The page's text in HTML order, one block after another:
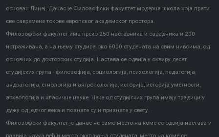
основан Лицеј. Данас је Филозофски факултет модерна школа која прати
све савремене токове европског академског простора.
Филозофски факултет има преко 250 наставника и сарадника и 200
истраживача, а на њему студира око 6000 студената на свим нивоима, од
основних до докторских студија. Настава се одвија у оквиру десет
студијских група - филозофија, социологија, психологија, педагогија,
андрагогија, етнологија и антропологија, историја, историја уметности,
археологија и класичне науке. Неке од студијских група имају традицију
дужу од једног века и познате су и признате у свету.
Филозофски факултет је данас не само место на коме се одвија настава и
развија наука већ и место окупљања студената, место на коме се